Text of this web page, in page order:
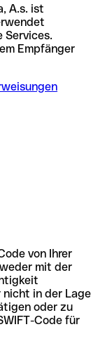
A.s. ist
Services.
Empfänger
von Ihrer
mit der
in der Lage
oder zu
Code für